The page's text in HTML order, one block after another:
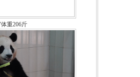
体重206斤